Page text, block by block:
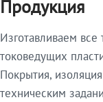
Продукция
Изготавливаем
токоведущих
Покрытия,
техническим